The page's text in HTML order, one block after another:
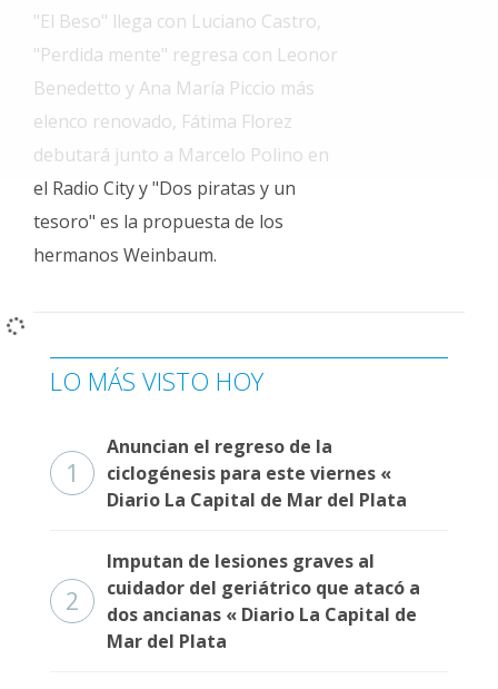
Cartelera
Fotos
de
Clasificados
Fúnebres
"El Beso" llega con Luciano Castro,
"Perdida mente" regresa con Leonor
Benedetto y Ana María Piccio más
elenco renovado, Fátima Florez
debutará junto a Marcelo Polino en
el Radio City y "Dos piratas y un
tesoro" es la propuesta de los
hermanos Weinbaum.
LO MÁS VISTO HOY
1
Anuncian el regreso de la
ciclogénesis para este viernes «
Diario La Capital de Mar del Plata
2
Imputan de lesiones graves al
cuidador del geriátrico que atacó a
dos ancianas « Diario La Capital de
Mar del Plata